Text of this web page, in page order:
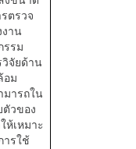
ตรวจ
งาน
รรม
วิจัยด้าน
อม
มารถใน
ตัวของ
ห้เหมาะ
ารใช้